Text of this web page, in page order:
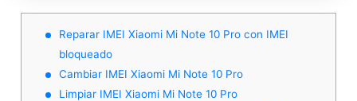
Reparar IMEI Xiaomi Mi Note 10 Pro con IMEI
bloqueado
Cambiar IMEI Xiaomi Mi Note 10 Pro
Limpiar IMEI Xiaomi Mi Note 10 Pro